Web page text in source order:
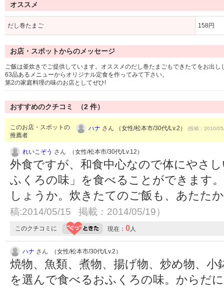
オススメ
だし巻たまご 158円
お店・スポットからのメッセージ
ご飯は釜炊きでご提供しています。オススメのだし巻たまごもできたてをお出し
63品あるメニューからオリジナル定食を作ってみて下さい。
第2の家庭料理の味のお店としてぜひ!
おすすめのクチコミ （2 件）
このお店・スポットの
推薦者
ハナ さん （女性/松本市/30代/Lv.2） (投稿：2010/
れいこぞう さん （女性/松本市/30代/Lv.12）
外食ですが、和食中心なので体にやさ
ふくろの味」を食べることができます
しょうか。炊きたてのご飯も、あたた
稿:2014/05/15 掲載：2014/05/19）
このクチコミに 現在： 0人
ハナ さん （女性/松本市/30代/Lv.2）
焼物、魚類、煮物、揚げ物、炒め物、
を選んで食べるおふくろの味。からだ